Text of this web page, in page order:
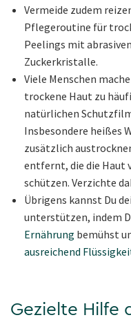
Vermeide zudem
Pflegeroutine für
Peelings mit
Zuckerkristalle.
Viele Menschen
trockene Haut zu
natürlichen
Insbesondere heißes
zusätzlich
entfernt, die die Haut
schützen. Verzichte
Übrigens kannst Du
unterstützen, indem
Ernährung bemühst
ausreichend
Gezielte Hilfe